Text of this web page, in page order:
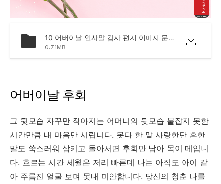
10 어버이날 인사말 감사 편지 이미지 문구.png
0.71MB
어버이날 후회
그 뒷모습 자꾸만 작아지는 어머니의 뒷모습 붙잡지 못한
시간만큼 내 마음만 시립니다. 못다 한 말 사랑한단 흔한
말도 쑥스러워 삼키고 돌아서면 후회만 남아 목이 메입니
다. 흐르는 시간 세월은 저리 빠른데 나는 아직도 아이 같
아 주름진 얼굴 보며 못내 미안합니다. 당신의 청춘 나를